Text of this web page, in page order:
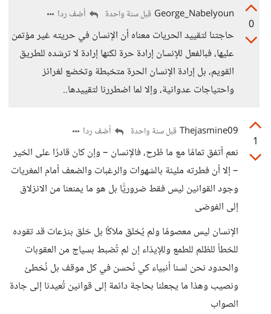
0
George_Nabelyoun قبل سنة واحدة أضف ردا
حاجتنا لتقييد الحريات معناه أن الإنسان في حريته غير مؤتمن
عليها، فبالفعل للإنسان إرادة حرة لكنها إرادة لا ترشده للطريق
القويم، بل إرادة الإنسان الحرة متخبطة وتخضع لغرائز
واحتياجات عدوانية، وإلا لما اضطررنا لتقييدها..
1
Thejasmine09 قبل سنة واحدة أضف ردا
نعم أتفق تمامًا مع ما طُرح، فالإنسان – وإن كان قادرًا على الخير
– إلا أن فطرته مليئة بالشهوات والرغبات والضعف أمام المغريات
وجود القوانين ليس فقط ضروريًّا بل هو ما يمنعنا من الانزلاق
إلى الفوضى
الإنسان ليس معصومًا ولم يُخلق ملاكًا بل خلق بنزعات قد تقوده
للخطأ للظلم للطمع وللإيذاء إن لم تُضبط بسياج من العقوبات
والحدود نحن لسنا أنبياء كي نُحسن في كل موقف بل نُخطئ
ونصيب وهذا ما يجعلنا بحاجة دائمة إلى قوانين تُعيدنا إلى جادة
الصواب